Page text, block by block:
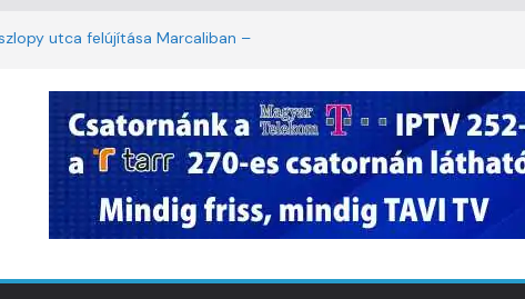
utca felújítása Marcaliban –
lakossági felháborodást váltott ki a
Marcaliban – VIDEÓ
– az első félidő végén